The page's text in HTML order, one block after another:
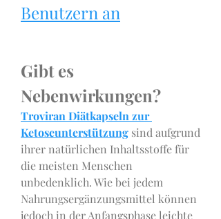
Benutzern an
Gibt es
Nebenwirkungen?
Troviran Diätkapseln zur
Ketoseunterstützung sind aufgrund
ihrer natürlichen Inhaltsstoffe für
die meisten Menschen
unbedenklich. Wie bei jedem
Nahrungsergänzungsmittel können
jedoch in der Anfangsphase leichte